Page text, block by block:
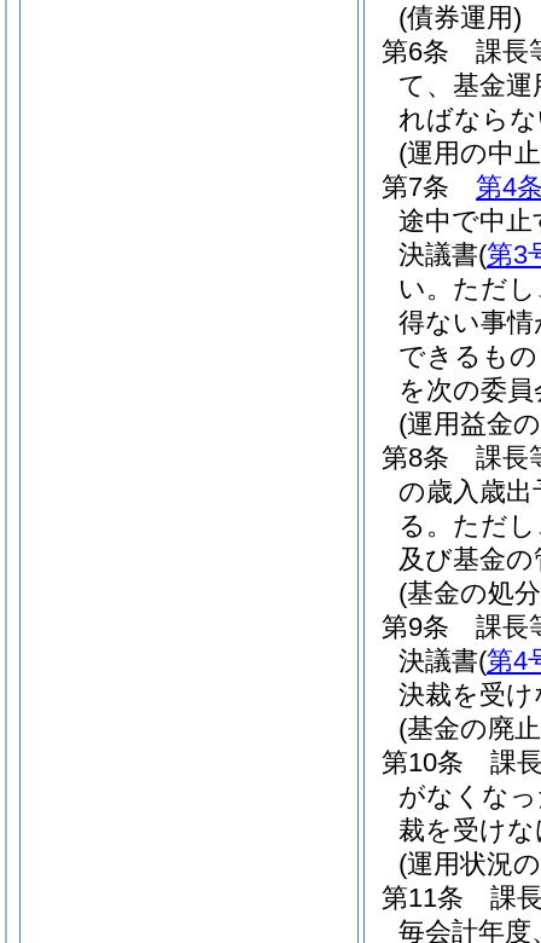
(債券運用)
第6条
課長
て、基金運
ればなら
(運用の中
第7条
第4
途中で中
決議書(第3
い。 ただ
得ない事
できるも
を次の委
(運用益金
第8条
課長
の歳入歳
る。 ただ
及び基金
(基金の処
第9条
課長
決議書(第4
決裁を受
(基金の廃
第10条
課
がなくな
裁を受け
(運用状況
第11条
課
毎会計年度